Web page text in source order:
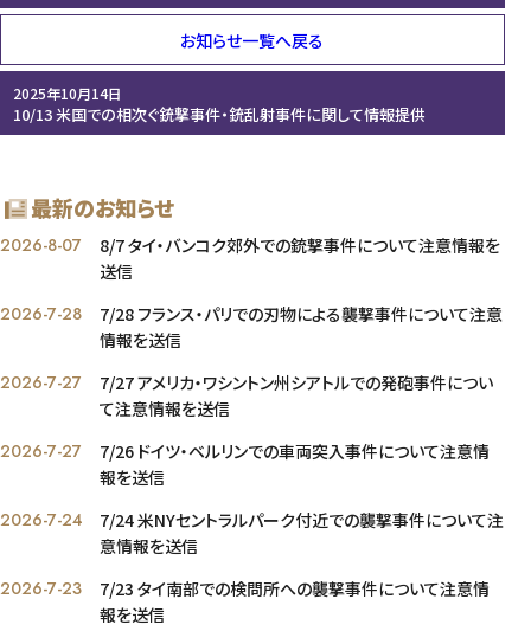
お知らせ一覧へ戻る
2025年10月14日
10/13 米国での相次ぐ銃撃事件・銃乱射事件に関して情報提供
最新のお知らせ
2026-8-07
8/7 タイ・バンコク郊外での銃撃事件について注意情報を
送信
2026-7-28
7/28 フランス・パリでの刃物による襲撃事件について注意
情報を送信
2026-7-27
7/27 アメリカ・ワシントン州シアトルでの発砲事件につい
て注意情報を送信
2026-7-27
7/26 ドイツ・ベルリンでの車両突入事件について注意情
報を送信
2026-7-24
7/24 米NYセントラルパーク付近での襲撃事件について注
意情報を送信
2026-7-23
7/23 タイ南部での検問所への襲撃事件について注意情
報を送信